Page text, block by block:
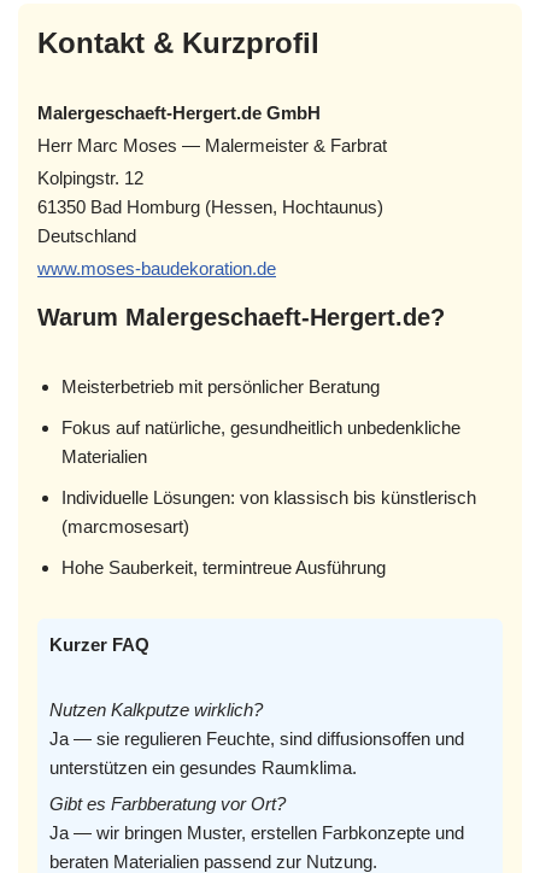
Kontakt & Kurzprofil
Malergeschaeft-Hergert.de GmbH
Herr Marc Moses — Malermeister & Farbrat
Kolpingstr. 12
61350 Bad Homburg (Hessen, Hochtaunus)
Deutschland
www.moses-baudekoration.de
Warum Malergeschaeft-Hergert.de?
Meisterbetrieb mit persönlicher Beratung
Fokus auf natürliche, gesundheitlich unbedenkliche
Materialien
Individuelle Lösungen: von klassisch bis künstlerisch
(marcmosesart)
Hohe Sauberkeit, termintreue Ausführung
Kurzer FAQ
Nutzen Kalkputze wirklich?
Ja — sie regulieren Feuchte, sind diffusionsoffen und
unterstützen ein gesundes Raumklima.
Gibt es Farbberatung vor Ort?
Ja — wir bringen Muster, erstellen Farbkonzepte und
beraten Materialien passend zur Nutzung.